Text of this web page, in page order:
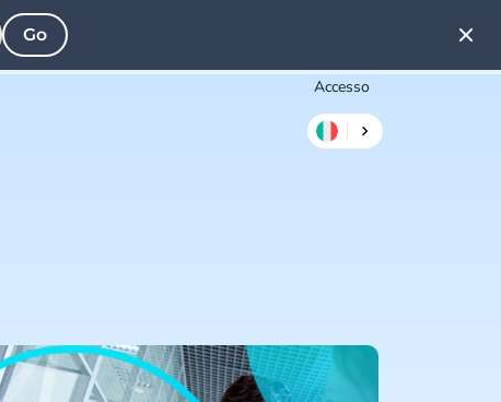
Accesso
Go